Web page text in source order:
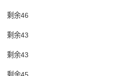
剩余46
剩余43
剩余43